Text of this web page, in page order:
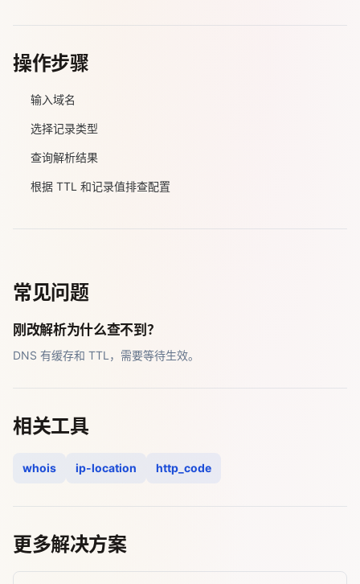
操作步骤
输入域名
选择记录类型
查询解析结果
根据 TTL 和记录值排查配置
常见问题
刚改解析为什么查不到？
DNS 有缓存和 TTL，需要等待生效。
相关工具
whois ip-location http_code
更多解决方案